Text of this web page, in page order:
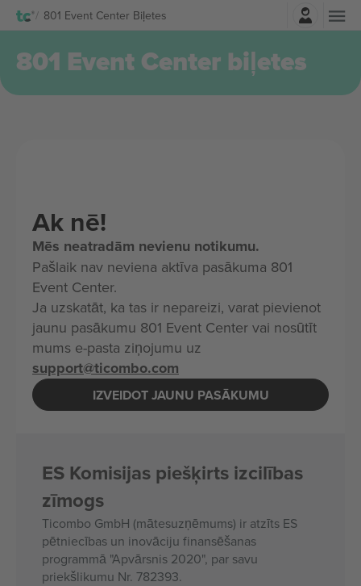
801 Event Center Biļetes
801 Event Center biļetes
Ak nē!
Mēs neatradām nevienu notikumu.
Pašlaik nav neviena aktīva pasākuma 801
Event Center.
Ja uzskatāt, ka tas ir nepareizi, varat pievienot
jaunu pasākumu 801 Event Center vai nosūtīt
mums e-pasta ziņojumu uz
support@ticombo.com
IZVEIDOT JAUNU PASĀKUMU
ES Komisijas piešķirts izcilības
zīmogs
Ticombo GmbH (mātesuzņēmums) ir atzīts ES
pētniecības un inovāciju finansēšanas
programmā "Apvārsnis 2020", par savu
priekšlikumu Nr. 782393.